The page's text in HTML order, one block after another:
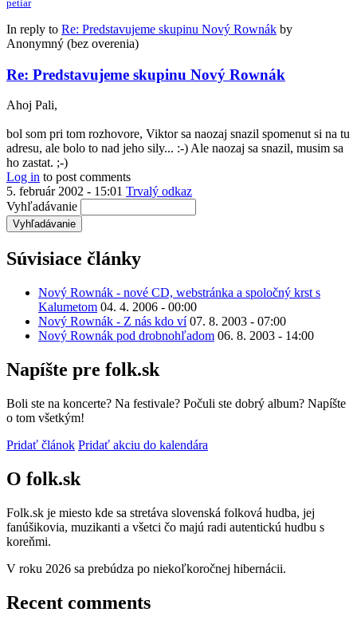
petiar
In reply to Re: Predstavujeme skupinu Nový Rownák by
Anonymný (bez overenia)
Re: Predstavujeme skupinu Nový Rownák
Ahoj Pali,
bol som pri tom rozhovore, Viktor sa naozaj snazil spomenut si na tu
adresu, ale bolo to nad jeho sily... :-) Ale naozaj sa snazil, musim sa
ho zastat. ;-)
Log in to post comments
5. február 2002 - 15:01 Trvalý odkaz
Vyhľadávanie
Súvisiace články
Nový Rownák - nové CD, webstránka a spoločný krst s
Kalumetom 04. 4. 2006 - 00:00
Nový Rownák - Z nás kdo ví 07. 8. 2003 - 07:00
Nový Rownák pod drobnohľadom 06. 8. 2003 - 14:00
Napíšte pre folk.sk
Boli ste na koncerte? Na festivale? Počuli ste dobrý album? Napíšte
o tom všetkým!
Pridať článok Pridať akciu do kalendára
O folk.sk
Folk.sk je miesto kde sa stretáva slovenská folková hudba, jej
fanúšikovia, muzikanti a všetci čo majú radi autentickú hudbu s
koreňmi.
V roku 2026 sa prebúdza po niekoľkoročnej hibernácii.
Recent comments